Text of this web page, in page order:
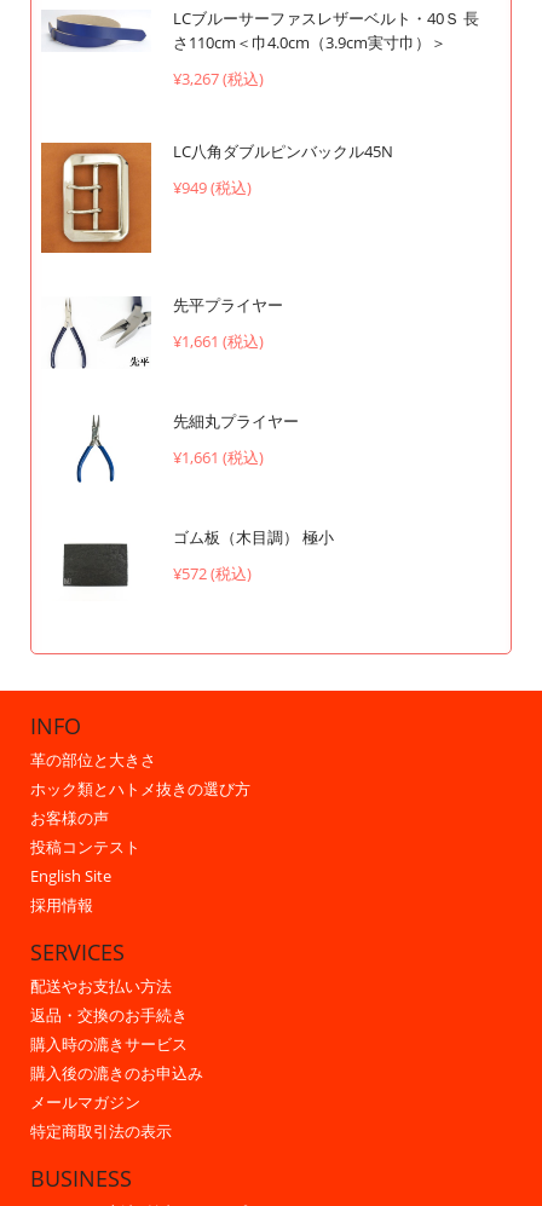
LCブルーサーファスレザーベルト・40Ｓ 長
さ110cm＜巾4.0cm（3.9cm実寸巾）＞
¥3,267 (税込)
LC八角ダブルピンバックル45N
¥949 (税込)
先平プライヤー
¥1,661 (税込)
先細丸プライヤー
¥1,661 (税込)
ゴム板（木目調） 極小
¥572 (税込)
INFO
革の部位と大きさ
ホック類とハトメ抜きの選び方
お客様の声
投稿コンテスト
English Site
採用情報
SERVICES
配送やお支払い方法
返品・交換のお手続き
購入時の漉きサービス
購入後の漉きのお申込み
メールマガジン
特定商取引法の表示
BUSINESS